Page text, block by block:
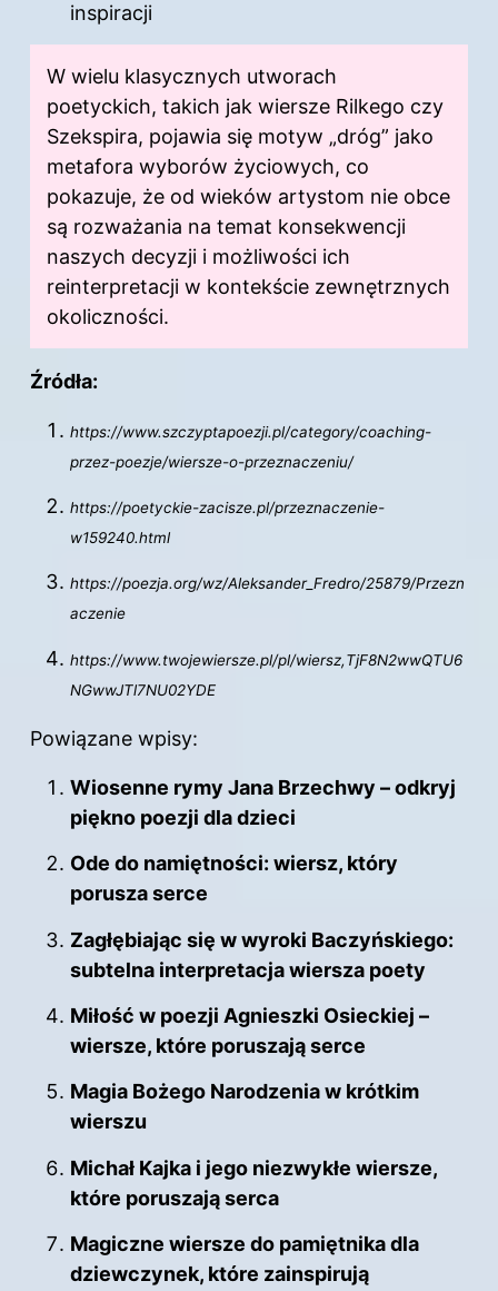
inspiracji
W wielu klasycznych utworach
poetyckich, takich jak wiersze Rilkego czy
Szekspira, pojawia się motyw „dróg” jako
metafora wyborów życiowych, co
pokazuje, że od wieków artystom nie obce
są rozważania na temat konsekwencji
naszych decyzji i możliwości ich
reinterpretacji w kontekście zewnętrznych
okoliczności.
Źródła:
https://www.szczyptapoezji.pl/category/coaching-
przez-poezje/wiersze-o-przeznaczeniu/
https://poetyckie-zacisze.pl/przeznaczenie-
w159240.html
https://poezja.org/wz/Aleksander_Fredro/25879/Przezn
aczenie
https://www.twojewiersze.pl/pl/wiersz,TjF8N2wwQTU6
NGwwJTl7NU02YDE
Powiązane wpisy:
Wiosenne rymy Jana Brzechwy – odkryj
piękno poezji dla dzieci
Ode do namiętności: wiersz, który
porusza serce
Zagłębiając się w wyroki Baczyńskiego:
subtelna interpretacja wiersza poety
Miłość w poezji Agnieszki Osieckiej –
wiersze, które poruszają serce
Magia Bożego Narodzenia w krótkim
wierszu
Michał Kajka i jego niezwykłe wiersze,
które poruszają serca
Magiczne wiersze do pamiętnika dla
dziewczynek, które zainspirują